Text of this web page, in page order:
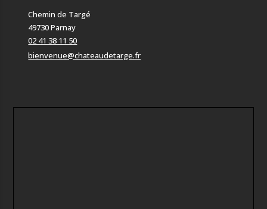
Chemin de Targé
49730 Parnay
02 41 38 11 50
bienvenue@chateaudetarge.fr